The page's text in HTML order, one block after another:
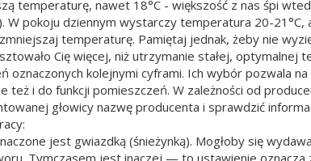
temperaturę, nawet 18°C - większość z nas śpi
pokoju dziennym wystarczy temperatura 20-21°C,
temperaturę. Pamiętaj jednak, żeby nie
Cię więcej, niż utrzymanie stałej, optymalnej
oznaczonych kolejnymi cyframi. Ich wybór pozwala
też i do funkcji pomieszczeń. W zależności od
głowicy nazwę producenta i sprawdzić
jest gwiazdką (śnieżynką). Mogłoby się